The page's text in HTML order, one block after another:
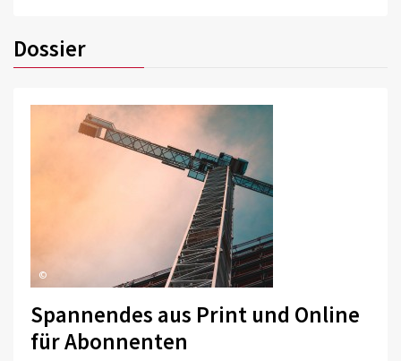
Dossier
©
Spannendes aus Print und Online
für Abonnenten